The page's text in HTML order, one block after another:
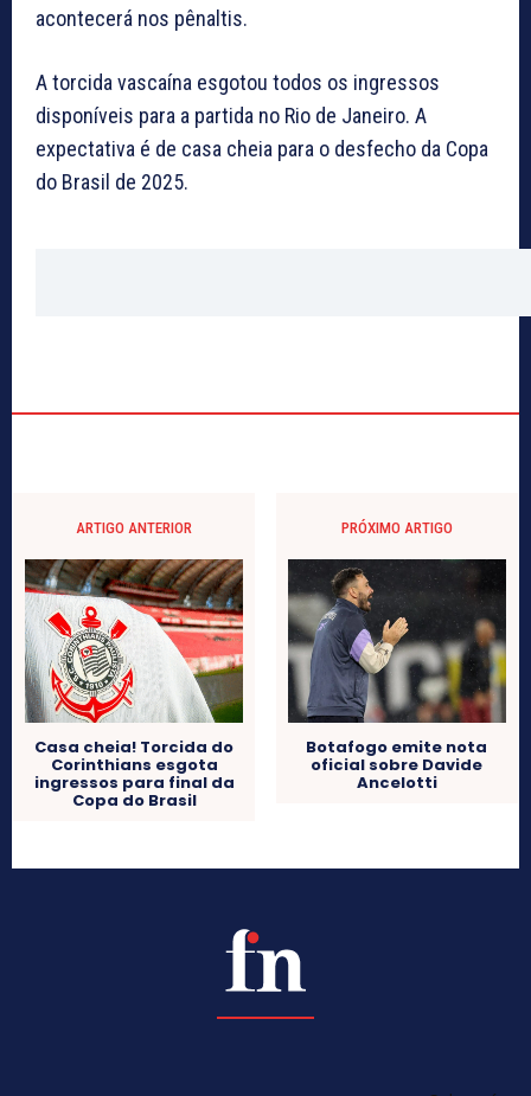
acontecerá nos pênaltis.
A torcida vascaína esgotou todos os ingressos
disponíveis para a partida no Rio de Janeiro. A
expectativa é de casa cheia para o desfecho da Copa
do Brasil de 2025.
ARTIGO ANTERIOR
Casa cheia! Torcida do
Corinthians esgota
ingressos para final da
Copa do Brasil
PRÓXIMO ARTIGO
Botafogo emite nota
oficial sobre Davide
Ancelotti